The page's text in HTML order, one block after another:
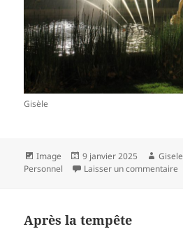
Gisèle
Format
Image
Publié
le
9 janvier 2025 Auteur
Gisele
Personnel
Laisser un commentaire
Après la tempête